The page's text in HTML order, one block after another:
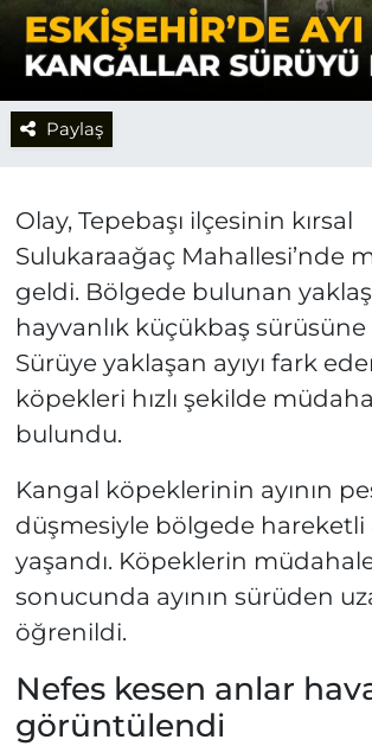
Paylaş
Olay, Tepebaşı ilçesinin kırsal
Sulukaraağaç Mahallesi’nde
geldi. Bölgede bulunan
hayvanlık küçükbaş sürüsüne
Sürüye yaklaşan ayıyı fark
köpekleri hızlı şekilde
bulundu.
Kangal köpeklerinin ayının
düşmesiyle bölgede hareketli
yaşandı. Köpeklerin
sonucunda ayının sürüden
öğrenildi.
Nefes kesen anlar
görüntülendi